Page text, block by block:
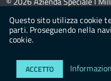
Questo sito utilizza cookie
parti. Proseguendo nella
cookie.
ACCETTO